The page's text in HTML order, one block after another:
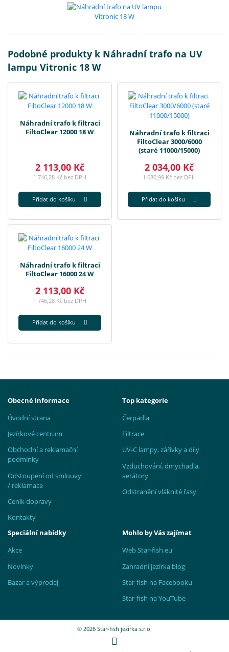
Podobné produkty k Náhradní trafo na UV
lampu Vitronic 18 W
Náhradní trafo k filtraci
FiltoClear 12000 18 W
2 113,00 Kč
1 746,28 Kč bez DPH
Přidat do košíku
Náhradní trafo k filtraci
FiltoClear 3000/6000
(staré 11000/15000)
2 034,00 Kč
1 680,99 Kč bez DPH
Přidat do košíku
Náhradní trafo k filtraci
FiltoClear 16000 24 W
2 113,00 Kč
1 746,28 Kč bez DPH
Přidat do košíku
Obecné informace
Úvodní strana
Jezírkové centrum
Obchodní a reklamační
podmínky
Odstoupení od smlouvy
/ reklamace
Ceník dopravy
Kontakty
Top kategorie
Čerpadla
Filtrace
UV-C lampy, zářivky a díly
Vzduchování, dmychadla,
aerátory
Odstranění vláknité řasy
Speciální nabídky
Akce
Novinky
Bazar a výprodej
Mohlo by Vás zajímat
Web Star-fish.eu
Zahradní jezírka blog
Star-fish na Facebooku
Star-fish na YouTube
© 2026 Star-fish jezírka s.r.o.